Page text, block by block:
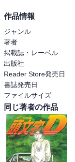
作品情報
ジャンル
著者
掲載誌・レーベル
出版社
Reader Store発売日
書誌発売日
ファイルサイズ
同じ著者の作品